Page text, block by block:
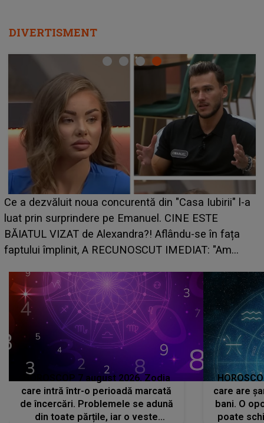
DIVERTISMENT
Ce a dezvăluit noua concurentă din "Casa Iubirii" l-a
luat prin surprindere pe Emanuel. CINE ESTE
BĂIATUL VIZAT de Alexandra?! Aflându-se în fața
faptului împlinit, A RECUNOSCUT IMEDIAT: "Am
HOROSCOP 7 august 2026. Zodia
care intră într-o perioadă marcată
de încercări. Problemele se adună
din toate părțile, iar o veste
care are
bani. O
poate